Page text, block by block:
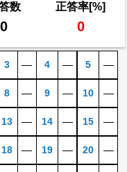
数 正答率[%]
0 0
3 ―
8 ―
13 ―
18 ―
4 ―
9 ―
14 ―
19 ―
5 ―
10 ―
15 ―
20 ―